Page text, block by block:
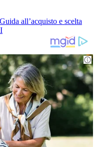
Guida all’acquisto e scelta